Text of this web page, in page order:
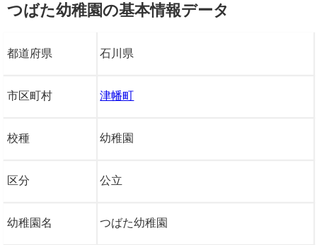
つばた幼稚園の基本情報データ
都道府県 石川県
市区町村 津幡町
校種 幼稚園
区分 公立
幼稚園名 つばた幼稚園